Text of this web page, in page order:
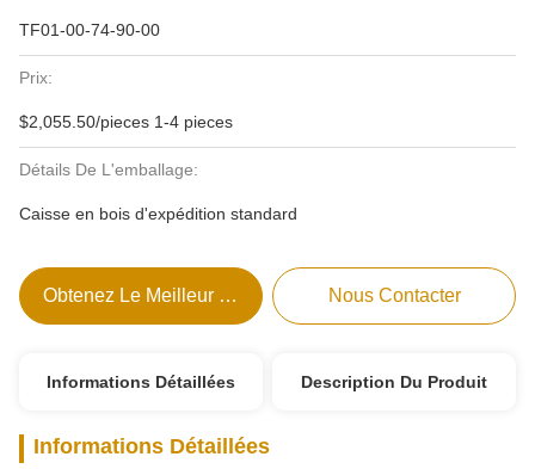
TF01-00-74-90-00
Prix:
$2,055.50/pieces 1-4 pieces
Détails De L'emballage:
Caisse en bois d'expédition standard
Obtenez Le Meilleur Prix Nous Contacter
Informations Détaillées Description Du Produit
Informations Détaillées